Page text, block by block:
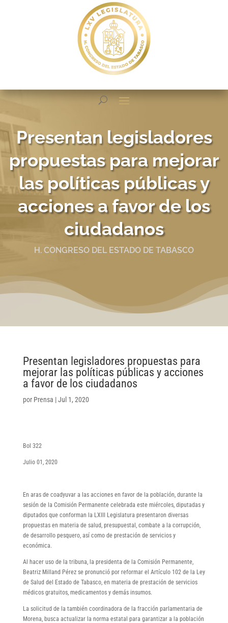
Presentan legisladores
propuestas para mejorar
las políticas públicas y
acciones a favor de los
ciudadanos
H. CONGRESO DEL ESTADO DE TABASCO
Presentan legisladores propuestas para
mejorar las políticas públicas y acciones
a favor de los ciudadanos
por Prensa |Jul 1, 2020
Bol 322
Julio 01, 2020
En aras de coadyuvar a las acciones en favor de la población, durante la
sesión de la Comisión Permanente celebrada este miércoles, diputadas y
diputados que conforman la LXIII Legislatura presentaron diversas
propuestas en materia de salud, presupuestal, combate a la corrupción,
de desarrollo pesquero, así como de prestación de servicios y
económica.
Al hacer uso de la tribuna, la presidenta de la Comisión Permanente,
Beatriz Milland Pérez se pronunció por reformar el Artículo 102 de la Ley
de Salud del Estado de Tabasco, en materia de prestación de servicios
médicos gratuitos, medicamentos y demás insumos.
La solicitud de la también coordinadora de la fracción parlamentaria de
Morena, busca actualizar la norma estatal para garantizar a la población